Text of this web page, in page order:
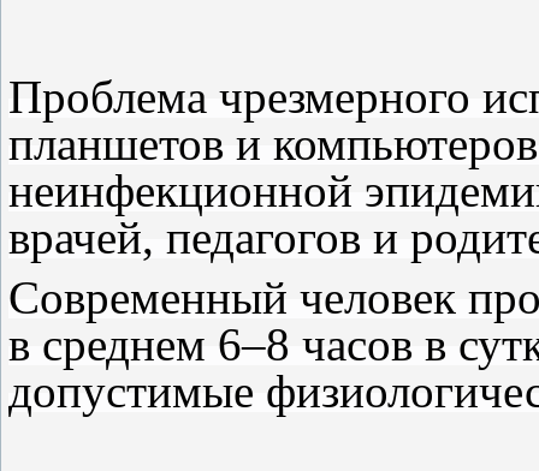
Проблема чрезмерного
планшетов и
неинфекционной
врачей, педагогов и
Современный человек
в среднем 6–8 часов в
допустимые